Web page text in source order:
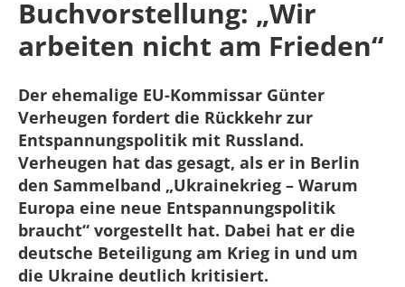
Buchvorstellung: „Wir
arbeiten nicht am Frieden“
Der ehemalige EU-Kommissar Günter
Verheugen fordert die Rückkehr zur
Entspannungspolitik mit Russland.
Verheugen hat das gesagt, als er in Berlin
den Sammelband „Ukrainekrieg – Warum
Europa eine neue Entspannungspolitik
braucht“ vorgestellt hat. Dabei hat er die
deutsche Beteiligung am Krieg in und um
die Ukraine deutlich kritisiert.